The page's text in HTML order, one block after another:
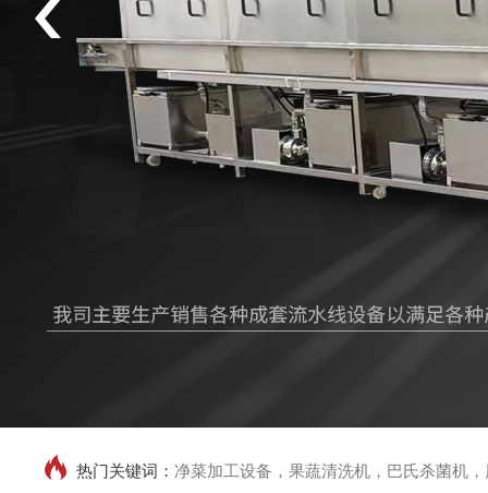
热门关键词： 净菜加工设备，果蔬清洗机，巴氏杀菌机